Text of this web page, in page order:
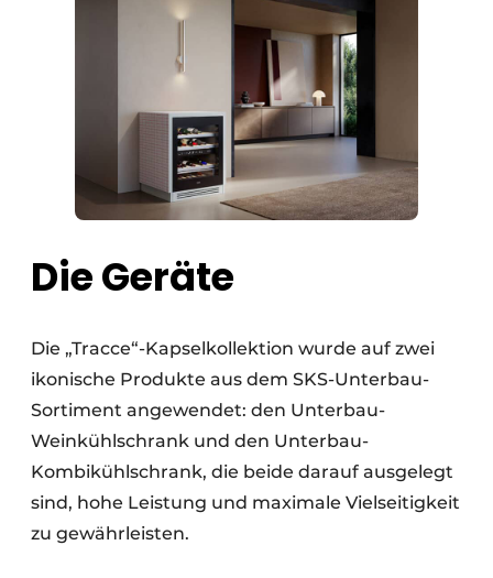
Die Geräte
Die „Tracce“-Kapselkollektion wurde auf zwei
ikonische Produkte aus dem SKS-Unterbau-
Sortiment angewendet: den Unterbau-
Weinkühlschrank und den Unterbau-
Kombikühlschrank, die beide darauf ausgelegt
sind, hohe Leistung und maximale Vielseitigkeit
zu gewährleisten.